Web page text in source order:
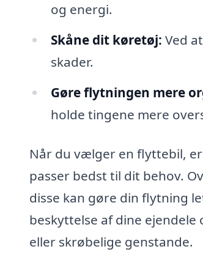
og energi.
Skåne dit køretøj: Ved
skader.
Gøre flytningen mere
holde tingene mere
Når du vælger en flyttebil,
passer bedst til dit behov.
disse kan gøre din flytning
beskyttelse af dine
eller skrøbelige genstande.